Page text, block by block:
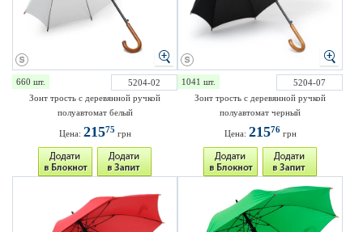
660 шт.
5204-02
Зонт трость с деревянной ручкой
полуавтомат белый
Цена: 21575 грн
1041 шт.
5204-07
Зонт трость с деревянной ручкой
полуавтомат черный
Цена: 21576грн